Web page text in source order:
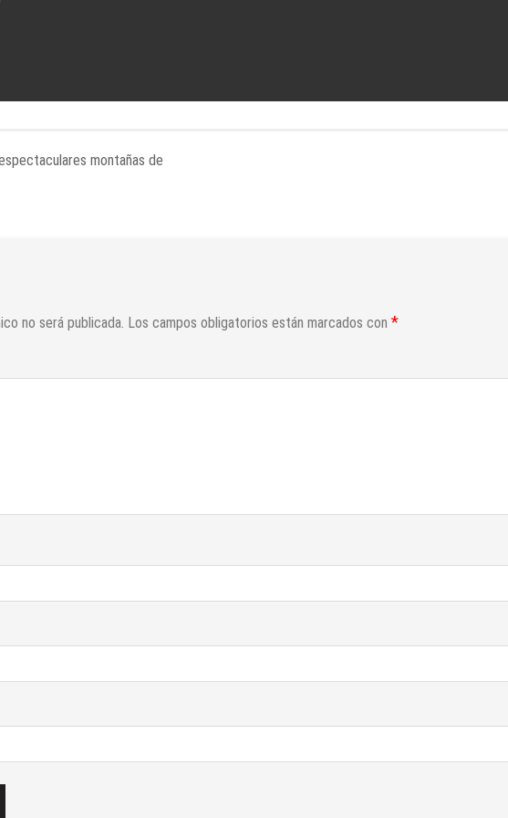
montañas de
no será publicada. Los campos obligatorios están marcados con *